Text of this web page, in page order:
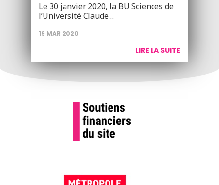
Le 30 janvier 2020, la BU Sciences de
l’Université Claude…
19 MAR 2020
LIRE LA SUITE